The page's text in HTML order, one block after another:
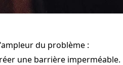
du problème :
une barrière imperméable.